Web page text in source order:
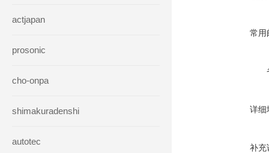
actjapan
prosonic
cho-onpa
shimakuradenshi
autotec
常用
详细
补充